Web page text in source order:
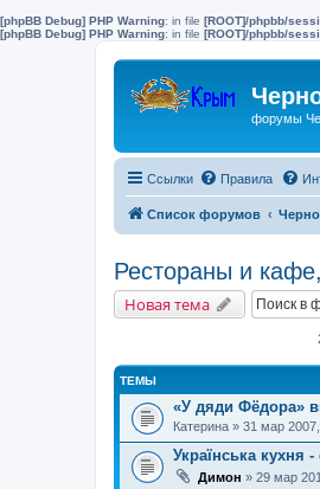
[phpBB Debug] PHP Warning: in file [ROOT]/phpbb/
[phpBB Debug] PHP Warning: in file [ROOT]/phpbb/
форумы
Ссылки Правила
Список форумов
Рестораны и
Новая тема
ТЕМЫ
«У дяди Фёдора»
Катерина » 31 мар
Українська кухня
Димон » 29 мар